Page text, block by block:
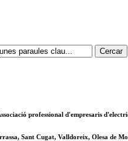
professional d'empresaris
Sant Cugat, Valldoreix, Olesa de